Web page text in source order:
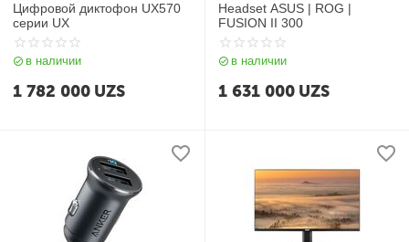
Цифровой диктофон UX570
серии UX
в наличии
1 782 000 UZS
Headset ASUS | ROG |
FUSION II 300
в наличии
1 631 000 UZS